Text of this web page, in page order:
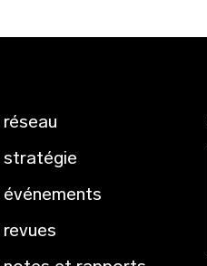
réseau
stratégie
événements
revues